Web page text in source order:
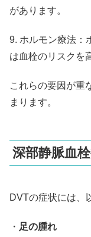
があります。
9. ホルモン療法：
は血栓のリスクを
これらの要因が重
まります。
深部静脈血
DVTの症状には、
・ 足の腫れ